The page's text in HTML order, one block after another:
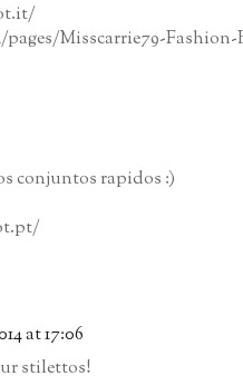
Misscarrie79-Fashion-
conjuntos rapidos :)
at 17:06
stilettos!